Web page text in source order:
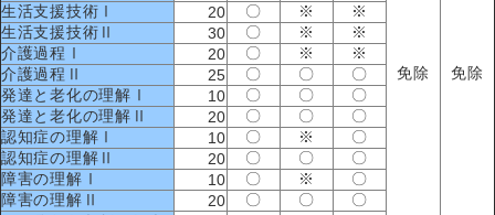
免除 免除
生活支援技術Ⅰ
20 〇 ※
※
生活支援技術Ⅱ
30 〇 ※
※
介護過程Ⅰ
20 〇 ※
※
介護過程Ⅱ
25 〇 〇
〇
発達と老化の理解Ⅰ
10 〇 〇
〇
発達と老化の理解Ⅱ
20 〇 〇
〇
認知症の理解Ⅰ
10 〇 ※
〇
認知症の理解Ⅱ
20 〇 〇
〇
障害の理解Ⅰ
10 〇 ※
〇
障害の理解Ⅱ
20 〇 〇
〇